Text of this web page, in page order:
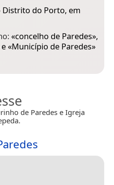
do Porto, em
«concelho de Paredes»,
«Município de Paredes»
de Paredes e Igreja